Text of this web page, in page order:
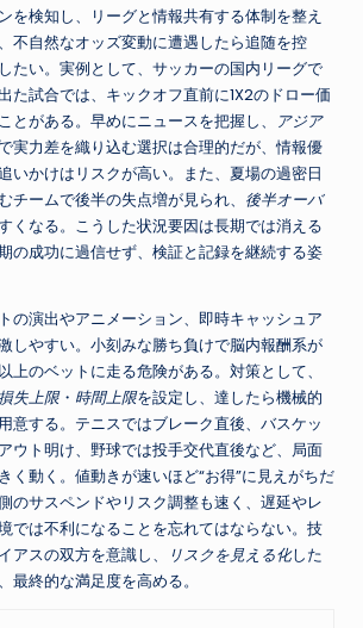
を検知し、リーグと情報共有する体制を整え
不自然なオッズ変動に遭遇したら追随を控
たい。実例として、サッカーの国内リーグで
た試合では、キックオフ直前に1X2のドロー価
とがある。早めにニュースを把握し、
アジア
実力差を織り込む選択は合理的だが、情報優
いかけはリスクが高い。また、夏場の過密日
チームで後半の失点増が見られ、 後半オーバ
くなる。こうした状況要因は長期では消える
の成功に過信せず、検証と記録を継続する姿
の演出やアニメーション、即時キャッシュア
しやすい。小刻みな勝ち負けで脳内報酬系が
上のベットに走る危険がある。対策として、
損失上限・ 時間上限を設定し、達したら機械的
意する。テニスではブレーク直後、バスケッ
ウト明け、野球では投手交代直後など、局面
く動く。値動きが速いほど“お得”に見えがちだ
のサスペンドやリスク調整も速く、遅延やレ
では不利になることを忘れてはならない。技
アスの双方を意識し、
リスクを見える化した
最終的な満足度を高める。